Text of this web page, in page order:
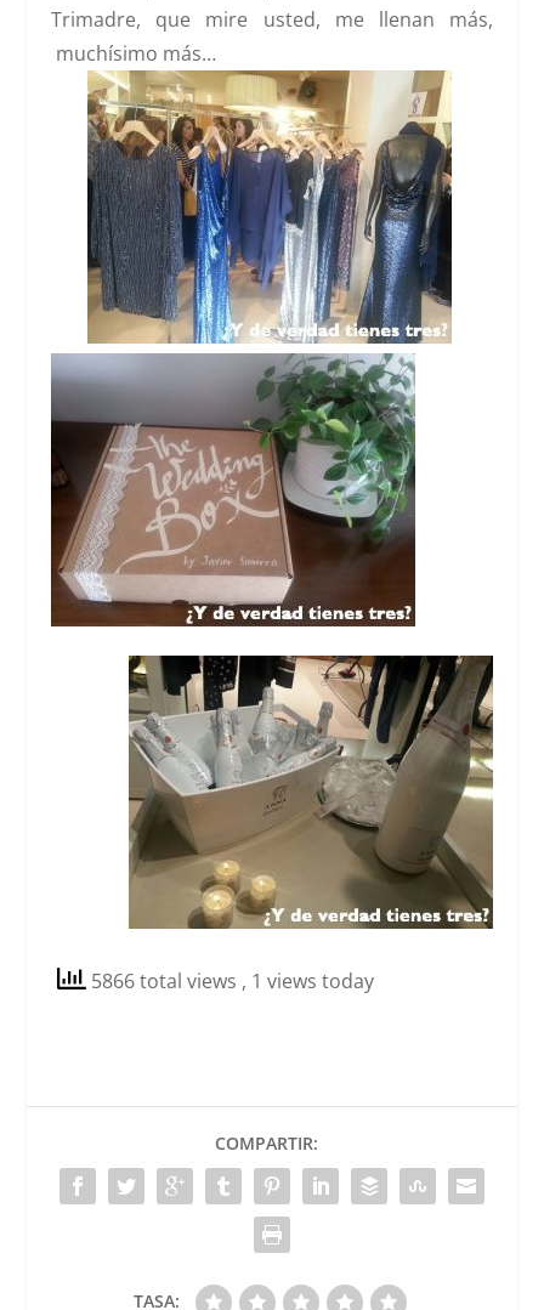
Trimadre, que mire usted, me llenan más,
muchísimo más…
5866 total views , 1 views today
COMPARTIR:
TASA: